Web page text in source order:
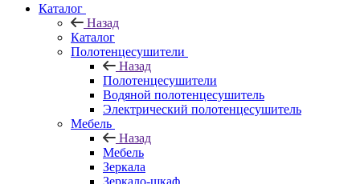
Каталог
Назад
Каталог
Полотенцесушители
Назад
Полотенцесушители
Водяной полотенцесушитель
Электрический полотенцесушитель
Мебель
Назад
Мебель
Зеркала
Зеркало-шкаф